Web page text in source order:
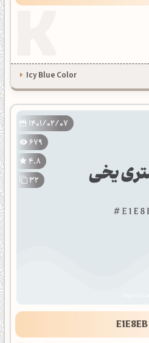
Icy Blue Color
1401/02/07
679
4.8
32